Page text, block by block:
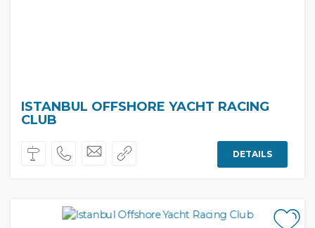
ISTANBUL OFFSHORE YACHT RACING
CLUB
DETAILS